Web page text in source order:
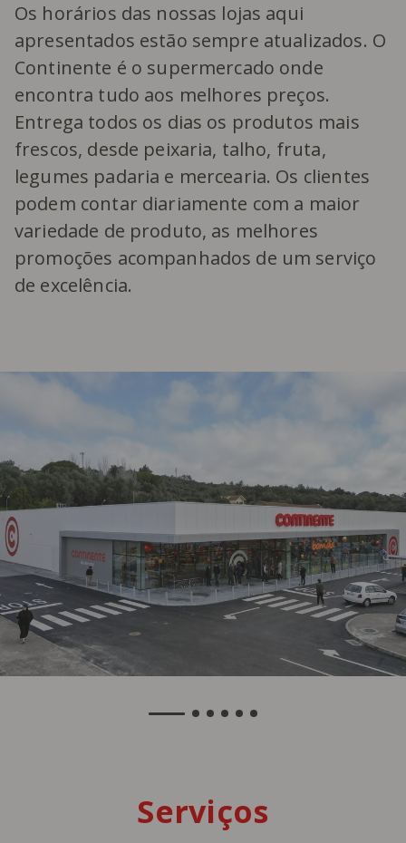
Os horários das nossas lojas aqui
apresentados estão sempre atualizados. O
Continente é o supermercado onde
encontra tudo aos melhores preços.
Entrega todos os dias os produtos mais
frescos, desde peixaria, talho, fruta,
legumes padaria e mercearia. Os clientes
podem contar diariamente com a maior
variedade de produto, as melhores
promoções acompanhados de um serviço
de excelência.
Serviços